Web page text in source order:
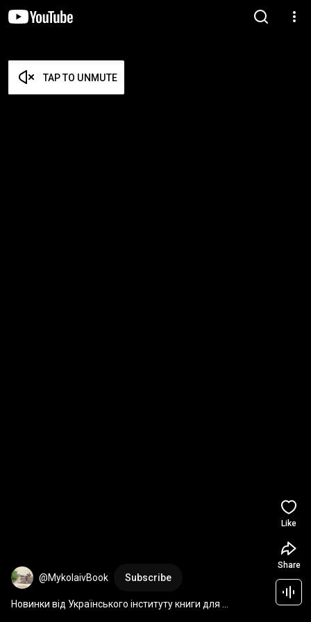
TAP TO UNMUTE
@MykolaivBook Subscribe
Новинки від Українського інституту книги для
Like
Share